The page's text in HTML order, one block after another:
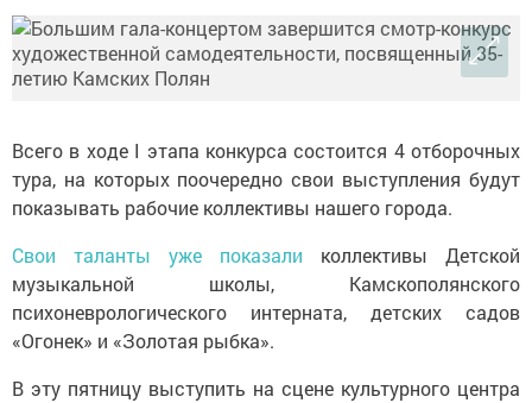
Всего в ходе I этапа конкурса состоится 4 отборочных
тура, на которых поочередно свои выступления будут
показывать рабочие коллективы нашего города.
Свои таланты уже показали коллективы Детской
музыкальной школы, Камскополянского
психоневрологического интерната, детских садов
«Огонек» и «Золотая рыбка».
В эту пятницу выступить на сцене культурного центра